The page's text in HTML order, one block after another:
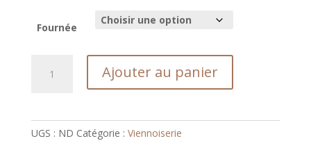
Fournée
Ajouter au panier
UGS : ND Catégorie : Viennoiserie